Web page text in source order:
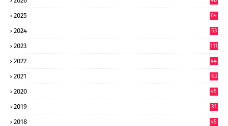
2025
64
2024
53
2023 111
2022
44
2021 53
2020 45
2019 31
2018 45